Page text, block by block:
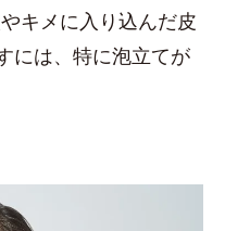
キメに入り込んだ皮
には、特に泡立てが